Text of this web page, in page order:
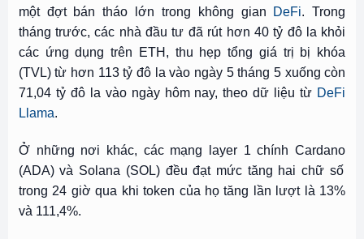
một đợt bán tháo lớn trong không gian DeFi. Trong
tháng trước, các nhà đầu tư đã rút hơn 40 tỷ đô la khỏi
các ứng dụng trên ETH, thu hẹp tổng giá trị bị khóa
(TVL) từ hơn 113 tỷ đô la vào ngày 5 tháng 5 xuống còn
71,04 tỷ đô la vào ngày hôm nay, theo dữ liệu từ DeFi
Llama.
Ở những nơi khác, các mạng layer 1 chínhCardano
(ADA) và Solana (SOL) đều đạt mức tăng hai chữ số
trong 24 giờ qua khi token của họ tăng lần lượt là 13%
và 111,4%.